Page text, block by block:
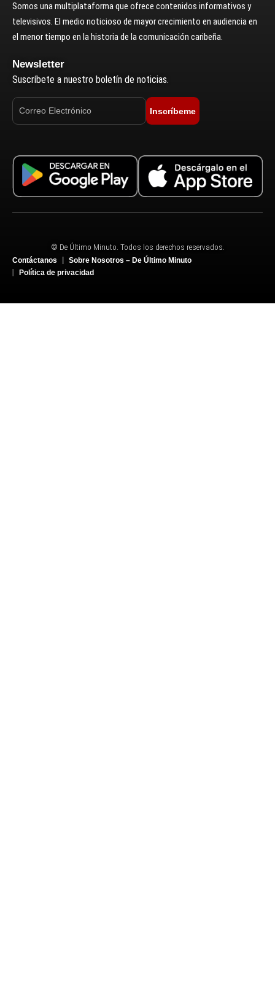
Somos una multiplataforma que ofrece contenidos informativos y
televisivos. El medio noticioso de mayor crecimiento en audiencia en
el menor tiempo en la historia de la comunicación caribeña.
Newsletter
Suscríbete a nuestro boletín de noticias.
Inscríbeme
© De Último Minuto. Todos los derechos reservados.
Contáctanos
Sobre Nosotros – De Último Minuto
Política de privacidad